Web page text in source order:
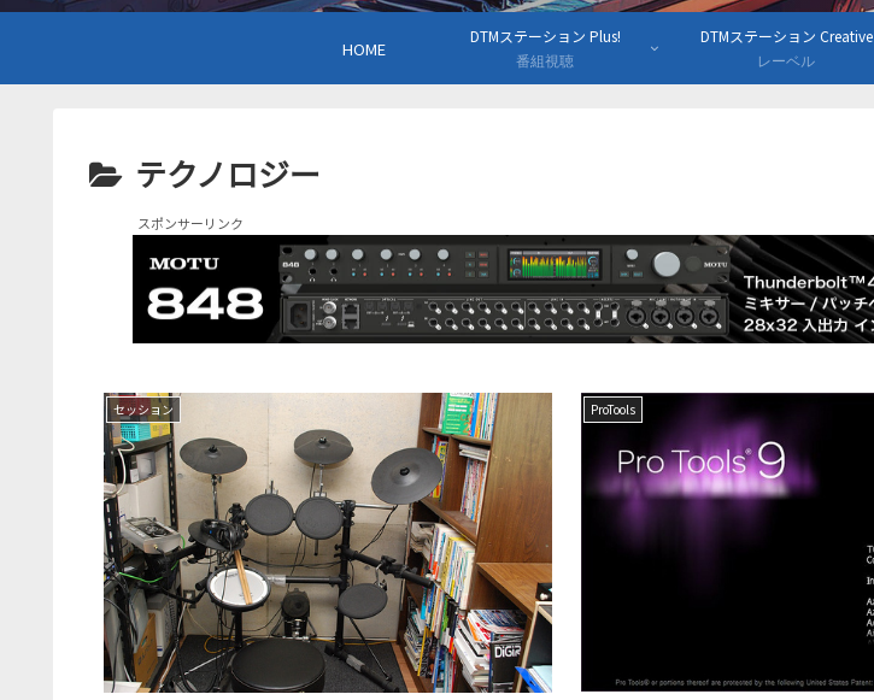
HOME
DTMステーション Plus!
番組視聴
DTMステーション Creative
レーベル
テクノロジー
スポンサーリンク
セッション ProTools